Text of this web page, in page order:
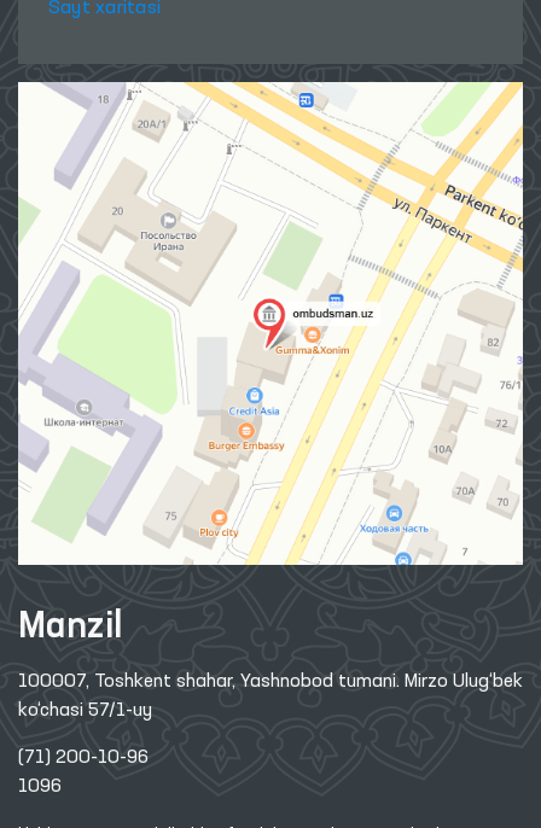
Sayt xaritasi
Manzil
100007, Toshkent shahar, Yashnobod tumani. Mirzo Ulug‘bek
ko‘chasi 57/1-uy
(71) 200-10-96
1096